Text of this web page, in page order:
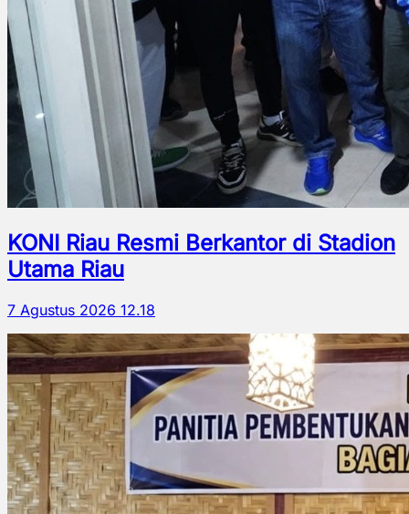
KONI Riau Resmi Berkantor di Stadion
Utama Riau
7 Agustus 2026 12.18